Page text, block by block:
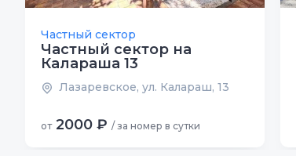
Частный сектор
Частный сектор на
Калараша 13
Лазаревское, ул. Калараш, 13
от 2000 ₽ / за номер в сутки